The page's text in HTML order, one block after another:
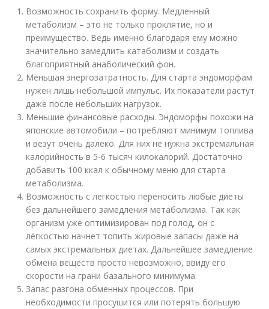
Возможность сохранить форму. Медленный
метаболизм – это не только проклятие, но и
преимущество. Ведь именно благодаря ему можно
значительно замедлить катаболизм и создать
благоприятный анаболический фон.
Меньшая энергозатратность. Для старта эндоморфам
нужен лишь небольшой импульс. Их показатели растут
даже после небольших нагрузок.
Меньшие финансовые расходы. Эндоморфы похожи на
японские автомобили – потребляют минимум топлива
и везут очень далеко. Для них не нужна экстремальная
калорийность в 5-6 тысяч килокалорий. Достаточно
добавить 100 ккал к обычному меню для старта
метаболизма.
Возможность с легкостью переносить любые диеты
без дальнейшего замедления метаболизма. Так как
организм уже оптимизирован под голод, он с
лёгкостью начнет топить жировые запасы даже на
самых экстремальных диетах. Дальнейшее замедление
обмена веществ просто невозможно, ввиду его
скорости на грани базального минимума.
Запас разгона обменных процессов. При
необходимости просушится или потерять большую